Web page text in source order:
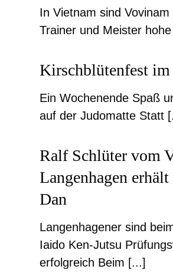
In Vietnam sind Vovinam
Trainer und Meister
Kirschblütenfest
Ein Wochenende Spaß
auf der Judomatte Statt
Ralf Schlüter vom
Langenhagen erhält
Dan
Langenhagener sind
Iaido Ken-Jutsu
erfolgreich Beim [...]